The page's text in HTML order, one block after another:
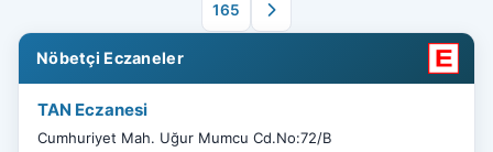
165
Nöbetçi Eczaneler
TAN Eczanesi
Cumhuriyet Mah. Uğur Mumcu Cd.No:72/B